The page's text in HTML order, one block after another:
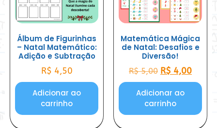
Álbum de Figurinhas
– Natal Matemático:
Adição e Subtração
R$ 4,50
Adicionar ao
carrinho
Matemática Mágica
de Natal: Desafios e
Diversão!
R$5,00 R$ 4,00
Adicionar ao
carrinho